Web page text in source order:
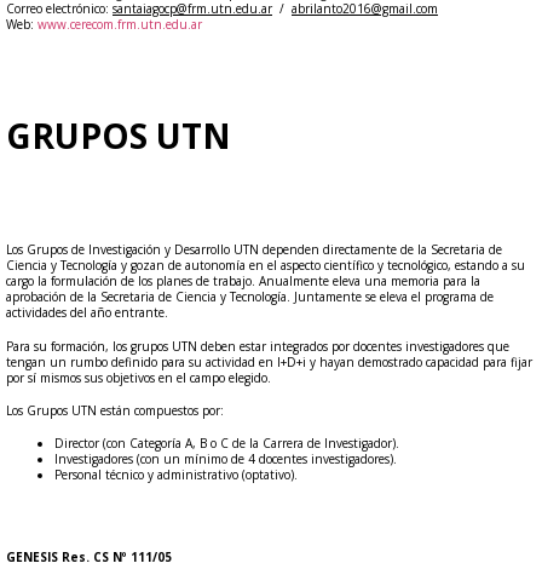
Correo electrónico: santaiagocp@frm.utn.edu.ar/ abrilanto2016@gmail.com
Web: www.cerecom.frm.utn.edu.ar
​GRUPOS UTN
Los Grupos de Investigación y Desarrollo UTN dependen directamente de la Secretaria de
Ciencia y Tecnología y gozan de autonomía en el aspecto científico y tecnológico, estando a su
cargo la formulación de los planes de trabajo. Anualmente eleva una memoria para la
aprobación de la Secretaria de Ciencia y Tecnología. Juntamente se eleva el programa de
actividades del año entrante.
Para su formación, los grupos UTN deben estar integrados por docentes investigadores que
tengan un rumbo definido para su actividad en I+D+i y hayan demostrado capacidad para fijar
por sí mismos sus objetivos en el campo elegido.
Los Grupos UTN están compuestos por:
Director (con Categoría A, B o C de la Carrera de Investigador).
Investigadores (con un mínimo de 4 docentes investigadores).
Personal técnico y administrativo (optativo).
GENESIS Res. CS Nº 111/05